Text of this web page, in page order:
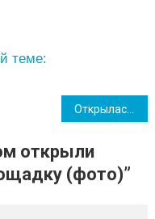
теме:
Открылась выставка творческого объединения художников Южного “Новация” (фото)
открыли
(фото)”